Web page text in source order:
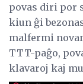
povas diri por
kiun ĝi
malfermi
TTT-paĝo,
klavaroj kaj